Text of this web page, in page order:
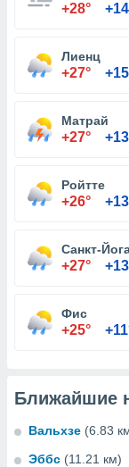
+28°
Лиенц
+27°
Матрай
+27°
Ройтте
+26°
Санкт-
+27°
Фис
+25°
Ближайшие
Вальхзе (6.83
Эббс (11.21 км)